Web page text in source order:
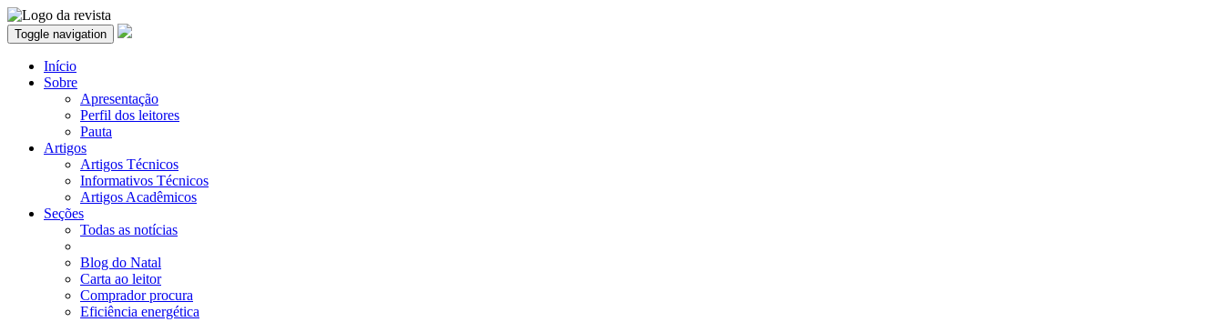
Toggle navigation
Início
Sobre
Apresentação
Perfil dos leitores
Pauta
Artigos
Artigos Técnicos
Informativos Técnicos
Artigos Acadêmicos
Seções
Todas as notícias
Blog do Natal
Carta ao leitor
Comprador procura
Eficiência energética